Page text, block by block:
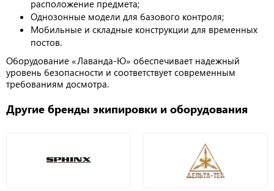
расположение предмета;
Однозонные модели для базового контроля;
Мобильные и складные конструкции для временных
постов.
Оборудование «Лаванда-Ю» обеспечивает надежный
уровень безопасности и соответствует современным
требованиям досмотра.
Другие бренды экипировки и оборудования